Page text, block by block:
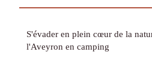
S'évader en plein cœur de la
l'Aveyron en camping